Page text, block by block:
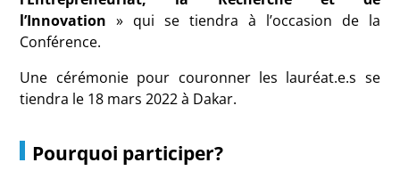
l’Innovation » qui se tiendra à l’occasion de la
Conférence.
Une cérémonie pour couronner les lauréat.e.s se
tiendra le 18 mars 2022 à Dakar.
Pourquoi participer?